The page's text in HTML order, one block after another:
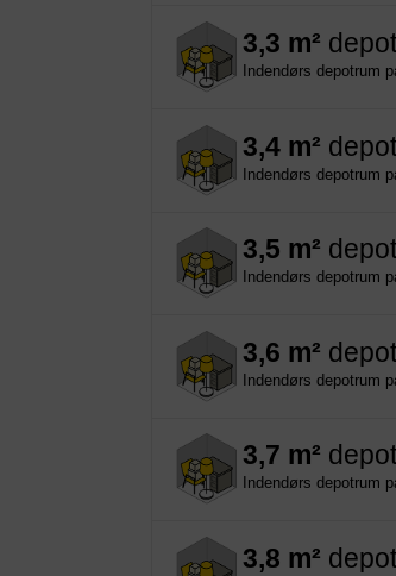
3,3 m²
Indendørs depotrum
3,4 m²
Indendørs depotrum
3,5 m²
Indendørs depotrum
3,6 m²
Indendørs depotrum
3,7 m²
Indendørs depotrum
3,8 m²